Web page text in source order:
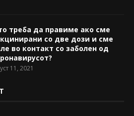
треба да правиме ако сме
со две дози и сме
во контакт со заболен од
11, 2021